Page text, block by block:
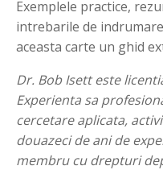
Exemplele practice,
intrebarile de
aceasta carte un ghid
Dr. Bob Isett este
Experienta sa
cercetare aplicata,
douazeci de ani de
membru cu drepturi